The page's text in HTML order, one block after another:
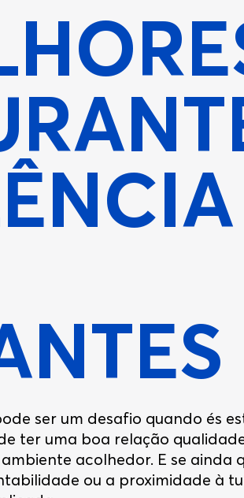
ser um desafio quando és
ter uma boa relação
acolhedor. E se ainda
ou a proximidade à